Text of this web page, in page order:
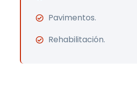
Pavimentos.
Rehabilitación.